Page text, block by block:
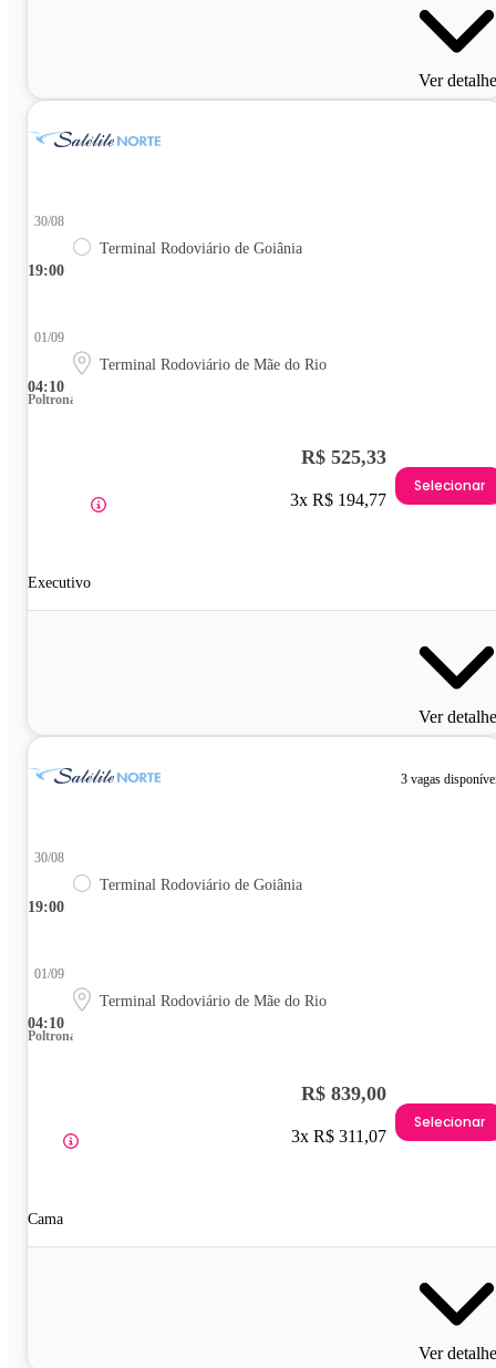
Ver
19:00
30/08
Terminal Rodoviário de Goiânia
04:10
01/09
Terminal Rodoviário de Mãe do Rio
Poltrona
Executivo
R$ 525,33
3x R$ 194,77
Selecionar
Ver
3 vagas
19:00
30/08
Terminal Rodoviário de Goiânia
04:10
01/09
Terminal Rodoviário de Mãe do Rio
Poltrona
Cama
R$ 839,00
3x R$ 311,07
Selecionar
Ver